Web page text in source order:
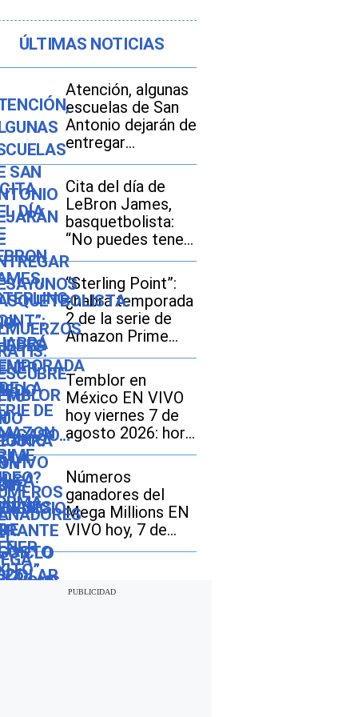
ÚLTIMAS NOTICIAS
Atención, algunas
escuelas de San
Antonio dejarán de
entregar
desayunos y
almuerzos gratis:
descubre si tu hijo
seguirá con este
beneficio durante
el ciclo escolar
2026-2027
Cita del día de
LeBron James,
basquetbolista:
“No puedes tener
miedo al fracaso...
Es la única forma
de tener éxito”
“Sterling Point”:
¿habrá temporada
2 de la serie de
Amazon Prime
Video?
Temblor en
México EN VIVO
hoy viernes 7 de
agosto 2026: hora
exacta, magnitud y
dónde fue el
epicentro del
último
Números
ganadores del
Mega Millions EN
VIVO hoy, 7 de
agosto 2026: mira
jackpot de $70